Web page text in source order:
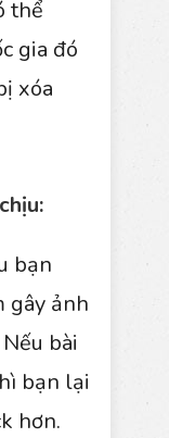
thể
gia đó
xóa
bạn
gây ảnh
bài
bạn lại
hơn.